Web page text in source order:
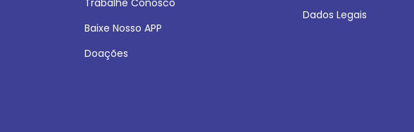
Trabalhe Conosco
Baixe Nosso APP
Doações
Dados Legais